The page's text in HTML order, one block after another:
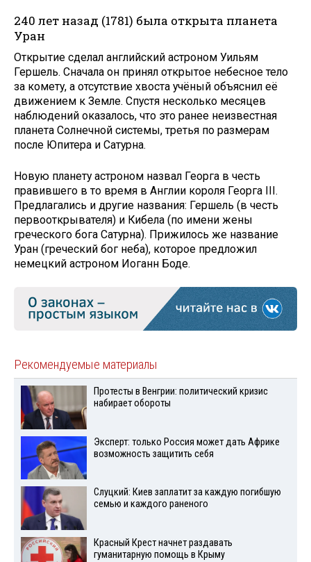
240 лет назад (1781) была открыта планета
Уран
Открытие сделал английский астроном Уильям
Гершель. Сначала он принял открытое небесное тело
за комету, а отсутствие хвоста учёный объяснил её
движением к Земле. Спустя несколько месяцев
наблюдений оказалось, что это ранее неизвестная
планета Солнечной системы, третья по размерам
после Юпитера и Сатурна.
Новую планету астроном назвал Георга в честь
правившего в то время в Англии короля Георга III.
Предлагались и другие названия: Гершель (в честь
первооткрывателя) и Кибела (по имени жены
греческого бога Сатурна). Прижилось же название
Уран (греческий бог неба), которое предложил
немецкий астроном Иоганн Боде.
Рекомендуемые материалы
Протесты в Венгрии: политический кризис
набирает обороты
Эксперт: только Россия может дать Африке
возможность защитить себя
Слуцкий: Киев заплатит за каждую погибшую
семью и каждого раненого
Красный Крест начнет раздавать
гуманитарную помощь в Крыму